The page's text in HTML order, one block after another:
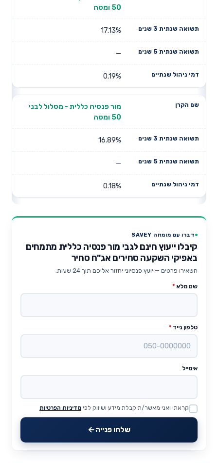
50 ומטה
17.13%
—
0.19%
מור פנסיה כללית - מסלול לבני
50 ומטה
16.89%
—
0.18%
דברו עם מומחה SAVEY
קיבלו ייעוץ חינם לגבי מור פנסיה כללית מתמחים
באפיקי השקעה סחירים אג"ח סחיר
השאירו פרטים — יועץ פנסיוני יחזור אליכם תוך 24 שעות.
שם מלא *
טלפון נייד *
אימייל
Website
קראתי ואני מאשר/ת קבלת מידע ושיווק לפי מדיניות הפרטיות
שלחו פנייה